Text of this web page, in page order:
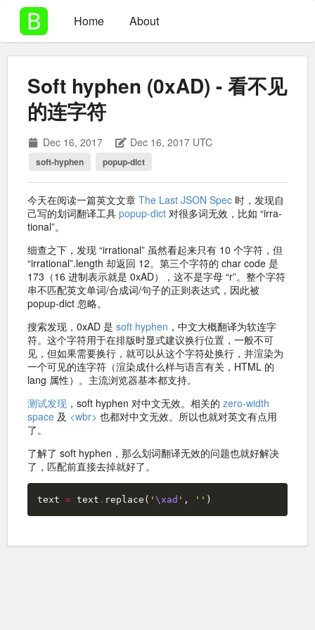
Home About
Soft hyphen (0xAD) - 看不见
的连字符
Dec 16, 2017 Dec 16, 2017 UTC
soft-hyphen popup-dict
今天在阅读一篇英文文章 The Last JSON Spec 时，发现自
己写的划词翻译工具 popup-dict 对很多词无效，比如 “ir­ra­
tional”。
细查之下，发现 “ir­ra­tional” 虽然看起来只有 10 个字符，但
“ir­ra­tional”.length 却返回 12。第三个字符的 char code 是
173（16 进制表示就是 0xAD），这不是字母 “r”。整个字符
串不匹配英文单词/合成词/句子的正则表达式，因此被
popup-dict 忽略。
搜索发现，0xAD 是 soft hyphen ，中文大概翻译为软连字
符。这个字符用于在排版时显式建议换行位置，一般不可
见，但如果需要换行，就可以从这个字符处换行，并渲染为
一个可见的连字符（渲染成什么样与语言有关，HTML 的
lang 属性）。主流浏览器基本都支持。
测试发现 ，soft hyphen 对中文无效。相关的 zero-width
space 及 <wbr> 也都对中文无效。所以也就对英文有点用
了。
了解了 soft hyphen，那么划词翻译无效的问题也就好解决
了，匹配前直接去掉就好了。
text = text . replace ( ' \xad ' , '' )